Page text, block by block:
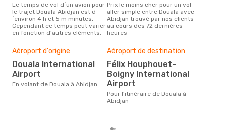
Le temps de vol d´un avion pour
le trajet Douala Abidjan est d
´environ 4 h et 5 m minutes,
Cependant ce temps peut varier
en fonction d'autres eléments.
Prix le moins cher pour un vol
aller simple entre Douala avec
Abidjan trouvé par nos clients
au cours des 72 dernières
heures
Aéroport d'origine
Douala International
Airport
En volant de Douala à Abidjan
Aéroport de destination
Félix Houphouet-
Boigny International
Airport
Pour l'itinéraire de Douala à
Abidjan